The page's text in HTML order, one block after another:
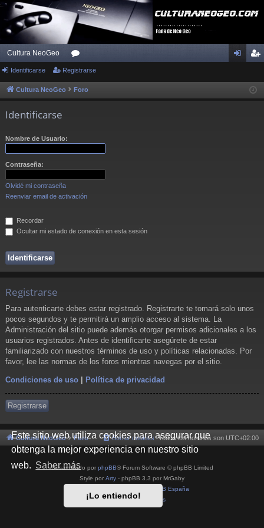
Este sitio web utiliza cookies para asegurar que
obtenga la mejor experiencia en nuestro sitio
web. Saber más
¡Lo entiendo!
Cultura NeoGeo
or
os ist
Identificarse Registrarse
Cultura NeoGeo Foro
Identificarse
Nombre de Usuario:
Contraseña:
Olvidé mi contraseña
Reenviar email de activación
Recordar
Ocultar mi estado de conexión en esta sesión
Registrarse
Para autenticarte debes estar registrado. Registrarte te tomará solo unos
pocos segundos y te permitirá un amplio acceso al sistema. La
Administración del sitio puede además otorgar permisos adicionales a los
usuarios registrados. Antes de identificarte asegúrete de estar
familiarizado con nuestros términos de uso y políticas relacionadas. Por
favor, lee las normas de los foros mientras navegas por el sitio.
Condiciones de uso Política de privacidad
Registrarse
Cultura NeoGeo Foro Todos los horarios son UTC+02:00
Borrar cookies
Desarrollado por phpBB® Forum Software © phpBB Limited
Style por Arty - phpBB 3.3 por MrGaby
phpBB España
Privacidad|Condiciones